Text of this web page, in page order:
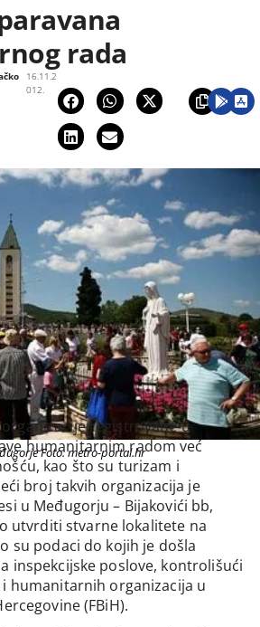
rada
16.11.2
012.
Foto: metro-portal.hr
registrovane u
humanitarnim radom već
kao što su turizam i
broj takvih organizacija je
u Međugorju – Bijakovići bb,
utvrditi stvarne lokalitete na
su podaci do kojih je došla
inspekcijske poslove, kontrolišući
humanitarnih organizacija u
(FBiH).